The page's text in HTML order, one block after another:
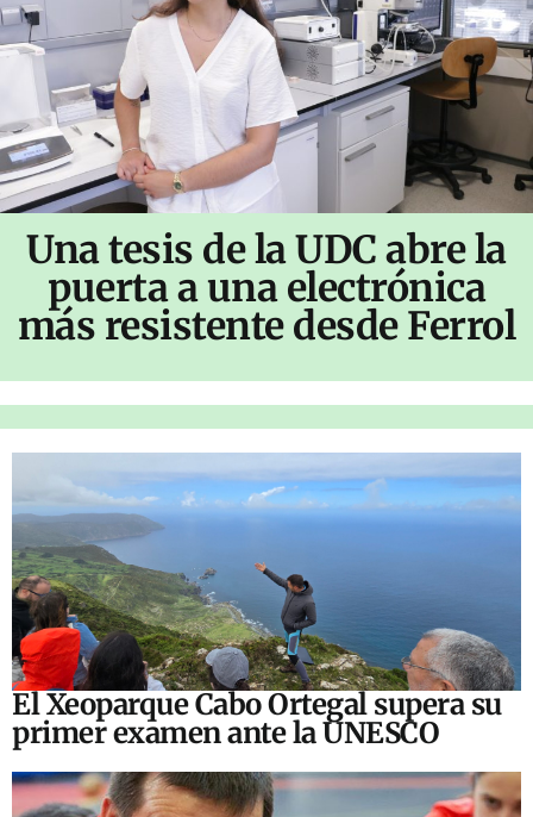
Una tesis de la UDC abre la
puerta a una electrónica
más resistente desde Ferrol
El Xeoparque Cabo Ortegal supera su
primer examen ante la UNESCO